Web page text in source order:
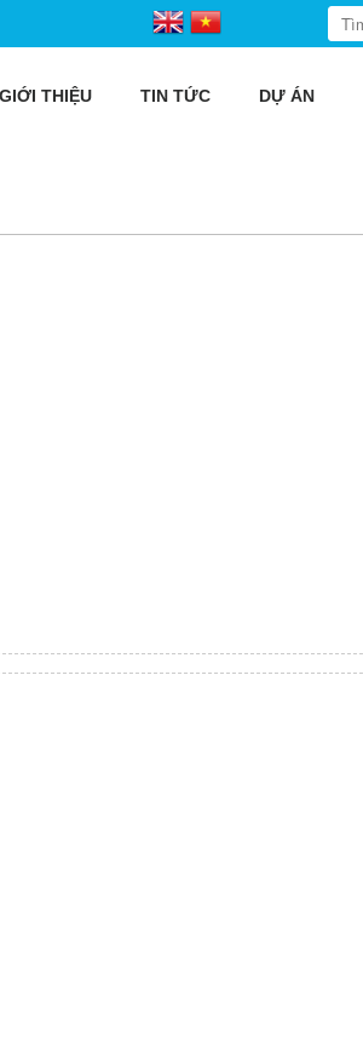
GIỚI THIỆU TIN TỨC DỰ ÁN